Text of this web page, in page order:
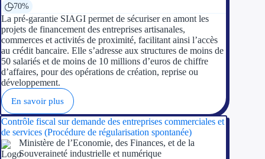
Aides Nationales
Aides Européennes
Nos tarifs
Accompagnement
Ressources
70%
La pré-garantie SIAGI permet de sécuriser en amont les
projets de financement des entreprises artisanales,
commerces et activités de proximité, facilitant ainsi l’accès
au crédit bancaire. Elle s’adresse aux structures de moins de
50 salariés et de moins de 10 millions d’euros de chiffre
d’affaires, pour des opérations de création, reprise ou
développement.
En savoir plus
Contrôle fiscal sur demande des entreprises commerciales et
de services (Procédure de régularisation spontanée)
Ministère de l’Economie, des Finances, et de la
Souveraineté industrielle et numérique